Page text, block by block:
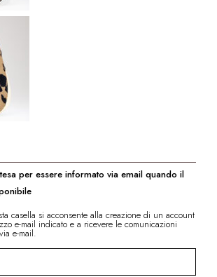
per essere informato via email quando il
casella si acconsente alla creazione di un account
e-mail indicato e a ricevere le comunicazioni
e-mail.